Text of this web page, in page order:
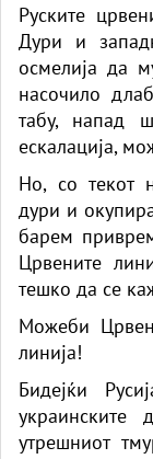
Руските
Дури и
осмелија да
насочило
табу, напад
ескалација,
Но, со текот
дури и
барем
Црвените
тешко да се
Можеби
линија!
Бидејќи
украинските
утрешниот